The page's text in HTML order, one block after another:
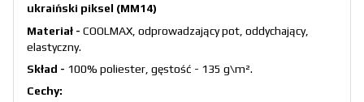
ukraiński piksel (MM14)
Materiał - COOLMAX, odprowadzający pot, oddychający,
elastyczny.
Skład - 100% poliester, gęstość - 135 g\m².
Cechy: